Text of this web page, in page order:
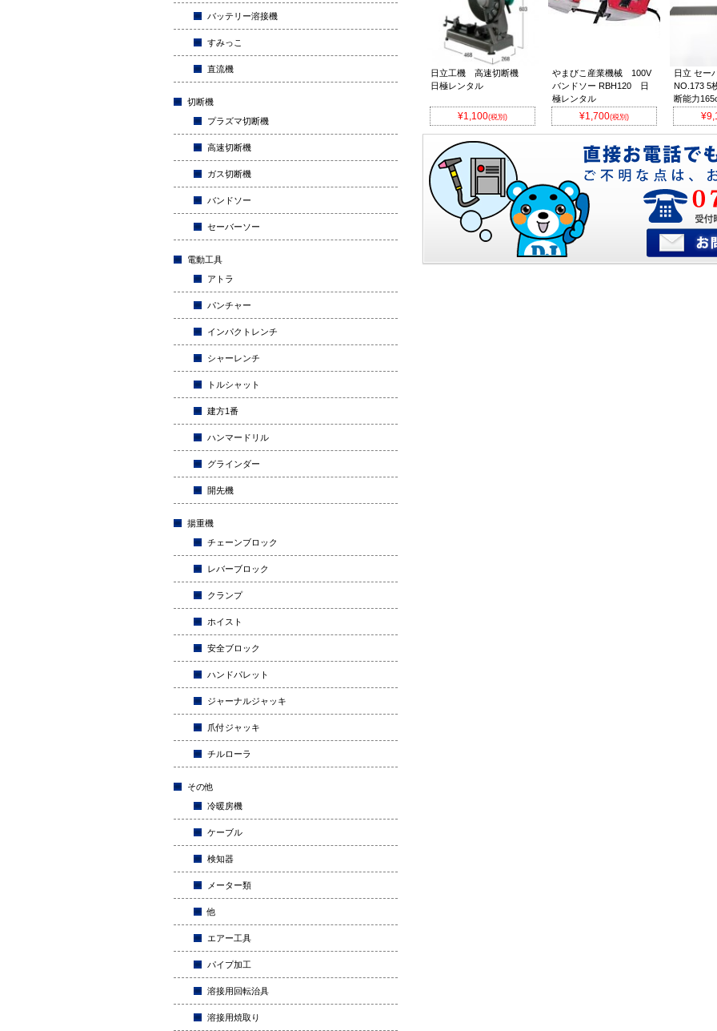
バッテリー溶接機
すみっこ
直流機
切断機
プラズマ切断機
高速切断機
ガス切断機
バンドソー
セーバーソー
電動工具
アトラ
パンチャー
インパクトレンチ
シャーレンチ
トルシャット
建方1番
ハンマードリル
グラインダー
開先機
揚重機
チェーンブロック
レバーブロック
クランプ
ホイスト
安全ブロック
ハンドパレット
ジャーナルジャッキ
爪付ジャッキ
チルローラ
その他
冷暖房機
ケーブル
検知器
メーター類
他
エアー工具
パイプ加工
溶接用回転治具
溶接用焼取り
日立工機 高速切断機
日極レンタル
¥1,100(税別)
やまびこ産業機械 100V
バンドソー RBH120 日
極レンタル
¥1,700(税別)
日立 セー
NO.173 5
断能力